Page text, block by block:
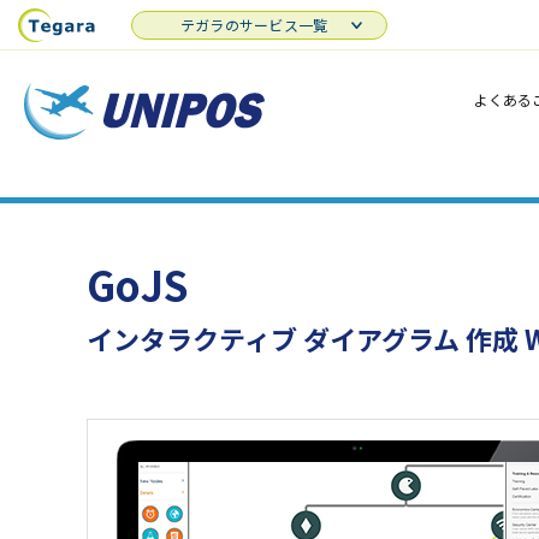
よくある
テガラのサービス一覧
GoJS
インタラクティブ ダイアグラム 作